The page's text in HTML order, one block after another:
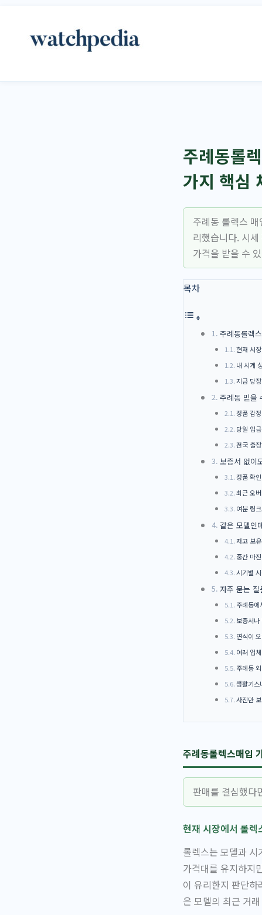
주례동롤
가지 핵심
주례동 롤렉스
리했습니다. 시
가격을 받을 수
목차
주례동롤렉
현재 시
내 시계
지금 당
주례동 믿을
정품 감
당일 입
전국 출
보증서 없이
정품 확
최근 오
여분 링
같은 모델인
재고 보
중간 마
시기별
자주 묻는 질
주례동
보증서
연식이
여러 업
주례동
생활기스
사진만
주례동롤렉스매입
판매를 결심했다
현재 시장에서 롤렉
롤렉스는 모델과
가격대를 유지하지
이 유리한지 판단
은 모델의 최근 거